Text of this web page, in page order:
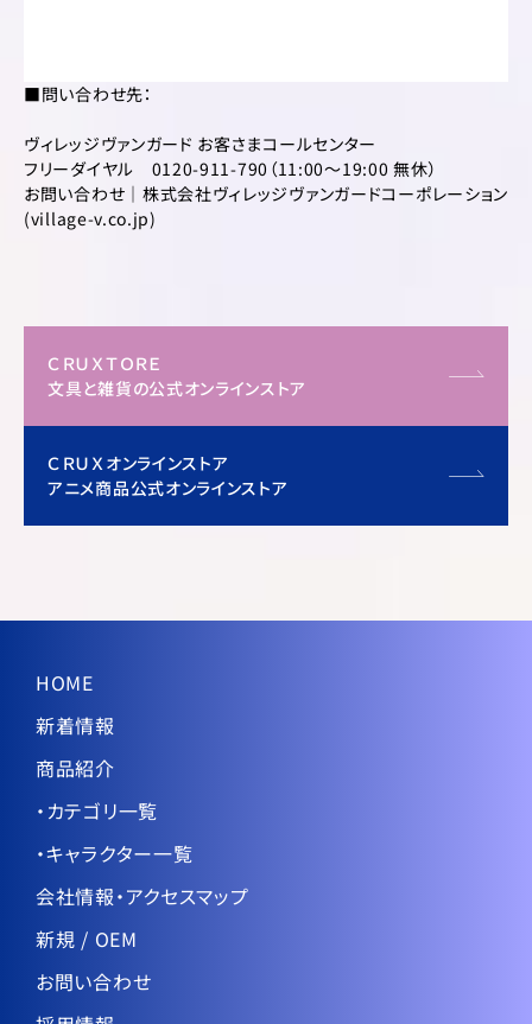
■問い合わせ先：
ヴィレッジヴァンガード お客さまコールセンター
フリーダイヤル 0120-911-790（11:00〜19:00 無休）
お問い合わせ｜株式会社ヴィレッジヴァンガードコーポレーション
(village-v.co.jp)
ＣＲＵＸＴＯＲＥ
文具と雑貨の公式オンラインストア
ＣＲＵＸオンラインストア
アニメ商品公式オンラインストア
HOME
新着情報
商品紹介
・カテゴリ一覧
・キャラクター一覧
会社情報・アクセスマップ
新規 / OEM
お問い合わせ